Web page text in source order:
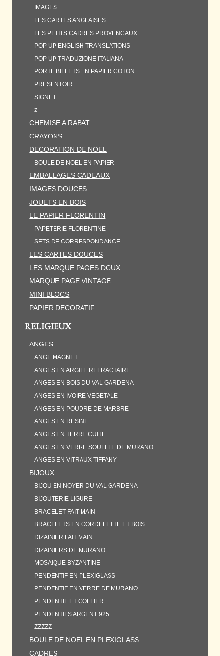
IMAGES
LES CARTES ANGLAISES
LES PETITS CADRES PROVENCAUX
POP UP ENGLISH TRANSLATIONS
POP UP TRADUZIONE ITALIANA
PORTE BILLETS EN PAPIER COTON
PRESENTOIR
SIGNET
z
CHEMISE A RABAT
CRAYONS
DECORATION DE NOEL
BOULE DE NOEL EN PAPIER
EMBALLAGES CADEAUX
IMAGES DOUCES
JOUETS EN BOIS
LE PAPIER FLORENTIN
PAPETERIE FLORENTINE
SETS DE CORRESPONDANCE
LES CARTES DOUCES
LES MARQUE PAGES DOUX
MARQUE PAGE VINTAGE
MINI BLOCS
PAPIER DECORATIF
RELIGIEUX
ANGES
ANGE MAGNET
ANGES EN ARGILE REFRACTAIRE
ANGES EN BOIS DU VAL GARDENA
ANGES EN IVOIRE VEGETALE
ANGES EN POUDRE DE MARBRE
ANGES EN RESINE
ANGES EN TERRE CUITE
ANGES EN VERRE SOUFFLE DE MURANO
ANGES EN VITRAUX TIFFANY
BIJOUX
BIJOU EN NOYER DU VAL GARDENA
BIJOUTERIE LIGURE
BRACELET FAIT MAIN
BRACELETS EN CORDELETTE ET BOIS
DIZAINIER FAIT MAIN
DIZAINIERS DE MURANO
MOSAIQUE BYZANTINE
PENDENTIF EN PLEXIGLASS
PENDENTIF EN VERRE DE MURANO
PENDENTIF ET COLLIER
PENDENTIFS ARGENT 925
ZZZZZ
BOULE DE NOEL EN PLEXIGLASS
CADRES